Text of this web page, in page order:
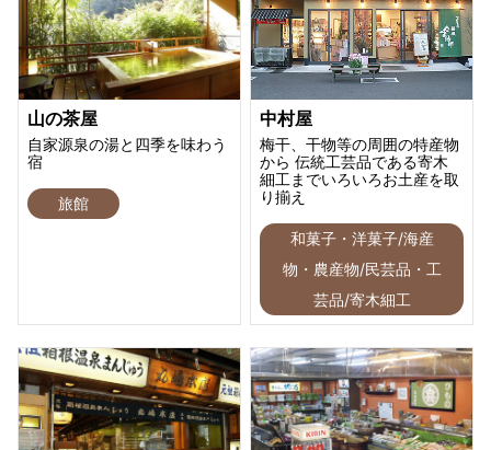
山の茶屋
自家源泉の湯と四季を味わう
宿
旅館
中村屋
梅干、干物等の周囲の特産物
から 伝統工芸品である寄木
細工までいろいろお土産を取
り揃え
和菓子・洋菓子/海産
物・農産物/民芸品・工
芸品/寄木細工